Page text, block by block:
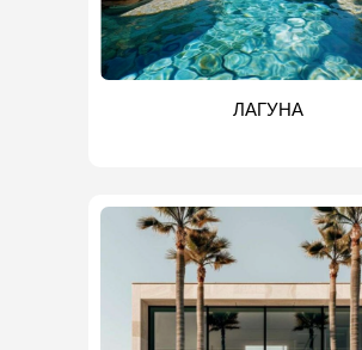
ЛАГУНА